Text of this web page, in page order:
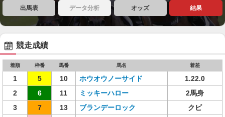
出馬表 データ分析 オッズ 結果
競走成績
着順 枠番 馬番 馬名 着差
1 5 10 ホウオウノーサイド
1.22.0
2
6 11 ミッキーハロー
2馬身
3
7 13 ブランデーロック
クビ